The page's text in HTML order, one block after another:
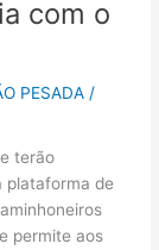
com o
PESADA /
terão
plataforma de
permite aos